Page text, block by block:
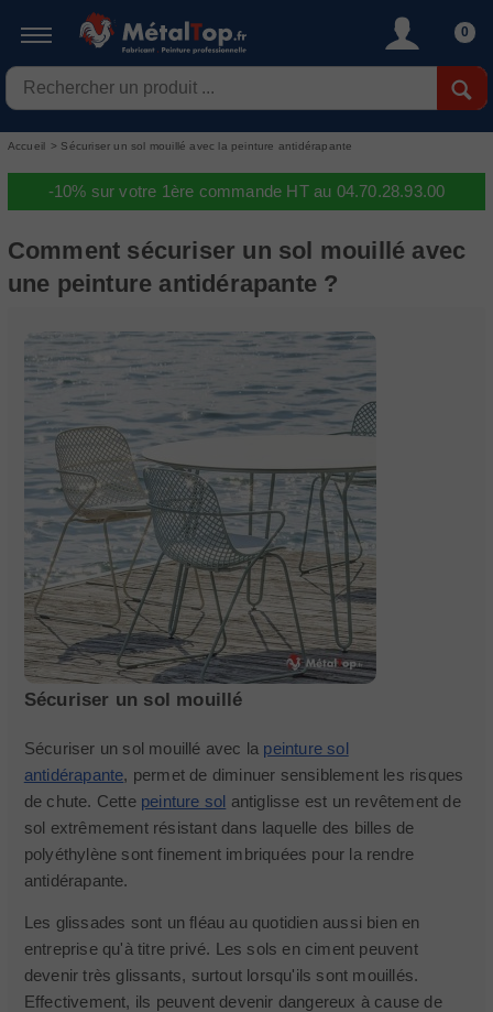
0
Accueil > Sécuriser un sol mouillé avec la peinture antidérapante
-10% sur votre 1ère commande HT au 04.70.28.93.00
Comment sécuriser un sol mouillé avec
une peinture antidérapante ?
Sécuriser un sol mouillé
Sécuriser un sol mouillé avec la peinture sol
antidérapante, permet de diminuer sensiblement les risques
de chute. Cette peinture sol antiglisse est un revêtement de
sol extrêmement résistant dans laquelle des billes de
polyéthylène sont finement imbriquées pour la rendre
antidérapante.
Les glissades sont un fléau au quotidien aussi bien en
entreprise qu'à titre privé. Les sols en ciment peuvent
devenir très glissants, surtout lorsqu'ils sont mouillés.
Effectivement, ils peuvent devenir dangereux à cause de